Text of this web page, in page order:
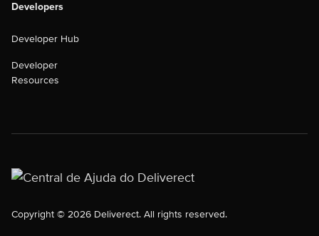
Developers
Developer Hub
Developer
Resources
Copyright © 2026 Deliverect. All rights reserved.